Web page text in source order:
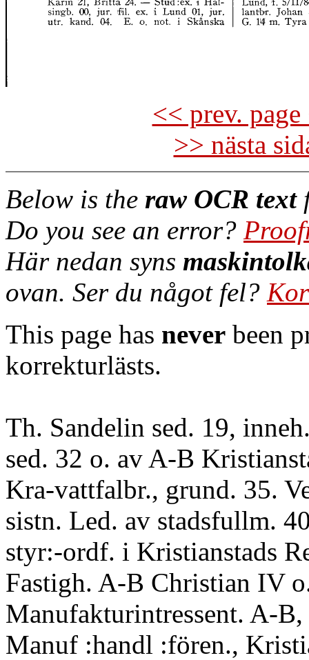
<< prev.
>> nästa
Below is the raw OCR text
Do you see an error?
Här nedan syns
ovan. Ser du något fel?
This page has never been
korrekturlästs.
Th. Sandelin sed. 19,
sed. 32 o. av A-B
Kra-vattfalbr., grund. 35.
sistn. Led. av stadsfullm.
styr:-ordf. i Kristianstads
Fastigh. A-B Christian IV
Manufakturintressent. A-
Manuf :handl :fören.,